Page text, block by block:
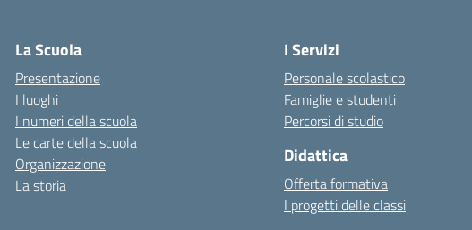
La Scuola
Presentazione
I luoghi
I numeri della scuola
Le carte della scuola
Organizzazione
La storia
I Servizi
Personale scolastico
Famiglie e studenti
Percorsi di studio
Didattica
Offerta formativa
I progetti delle classi